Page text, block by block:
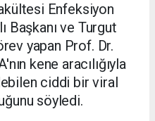
Enfeksiyon
Başkanı ve Turgut
yapan Prof. Dr.
kene aracılığıyla
ciddi bir viral
söyledi.